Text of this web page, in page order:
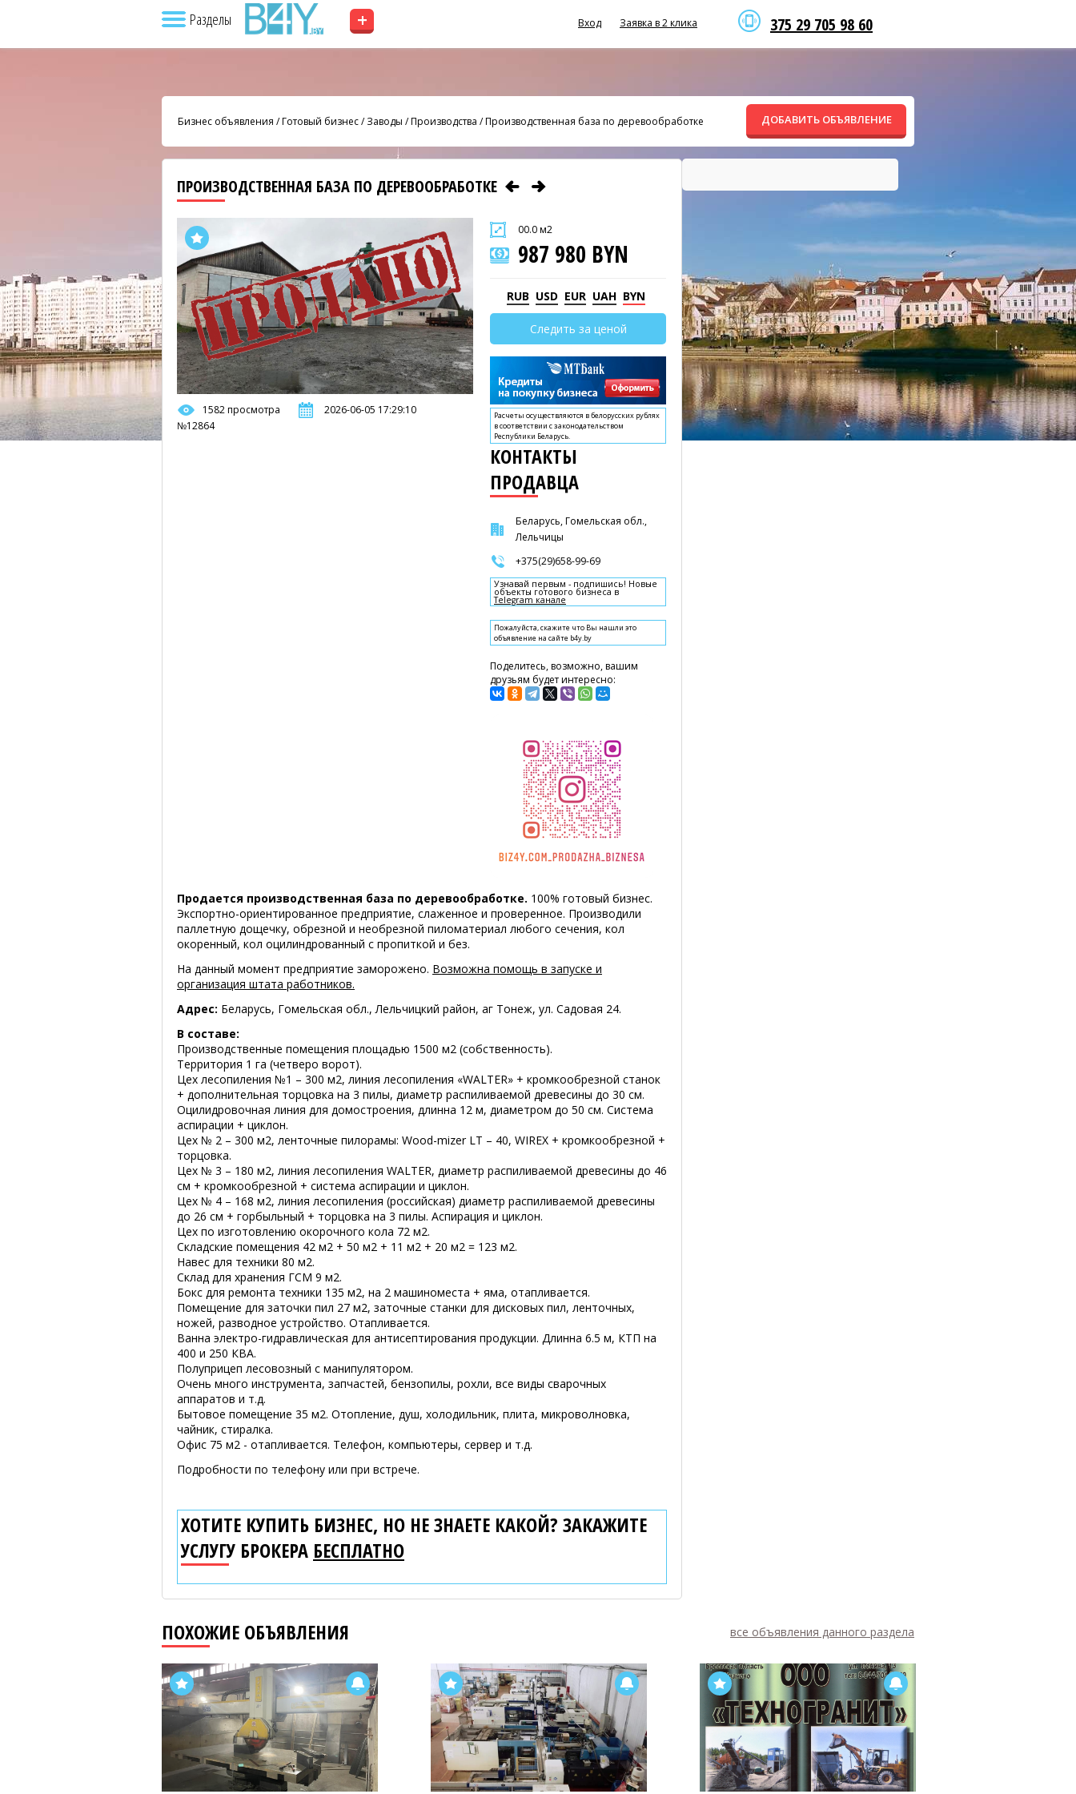
Разделы + 375 29 705 98 60
Вход Заявка в 2 клика
Бизнес объявления /Готовый бизнес/Заводы / Производства /Производственная база по деревообработке ДОБАВИТЬ ОБЪЯВЛЕНИЕ
ПРОИЗВОДСТВЕННАЯ БАЗА ПО ДЕРЕВООБРАБОТКЕ
1582 просмотра
2026-06-05 17:29:10
№12864
00.0 м2
987 980 BYN
RUB USD EUR UAH BYN
Следить за ценой
Расчеты осуществляются в белорусских рублях
в соответствии с законодательством
Республики Беларусь.
КОНТАКТЫ
ПРОДАВЦА
Беларусь, Гомельская обл.,
Лельчицы
+375(29)658-99-69
Узнавай первым - подпишись! Новые
объекты готового бизнеса в
Telegram канале
Пожалуйста, скажите что Вы нашли это
объявление на сайте b4y.by
Поделитесь, возможно, вашим
друзьям будет интересно:
Продается производственная база по деревообработке. 100% готовый бизнес.
Экспортно-ориентированное предприятие, слаженное и проверенное. Производили
паллетную дощечку, обрезной и необрезной пиломатериал любого сечения, кол
окоренный, кол оцилиндрованный с пропиткой и без.
На данный момент предприятие заморожено. Возможна помощь в запуске и
организация штата работников.
Адрес: Беларусь, Гомельская обл., Лельчицкий район, аг Тонеж, ул. Садовая 24.
В составе:
Производственные помещения площадью 1500 м2 (собственность).
Территория 1 га (четверо ворот).
Цех лесопиления №1 – 300 м2, линия лесопиления «WALTER» + кромкообрезной станок
+ дополнительная торцовка на 3 пилы, диаметр распиливаемой древесины до 30 см.
Оцилидровочная линия для домостроения, длинна 12 м, диаметром до 50 см. Система
аспирации + циклон.
Цех № 2 – 300 м2, ленточные пилорамы: Wood-mizer LT – 40, WIREX + кромкообрезной +
торцовка.
Цех № 3 – 180 м2, линия лесопиления WALTER, диаметр распиливаемой древесины до 46
см + кромкообрезной + система аспирации и циклон.
Цех № 4 – 168 м2, линия лесопиления (российская) диаметр распиливаемой древесины
до 26 см + горбыльный + торцовка на 3 пилы. Аспирация и циклон.
Цех по изготовлению окорочного кола 72 м2.
Складские помещения 42 м2 + 50 м2 + 11 м2 + 20 м2 = 123 м2.
Навес для техники 80 м2.
Склад для хранения ГСМ 9 м2.
Бокс для ремонта техники 135 м2, на 2 машиноместа + яма, отапливается.
Помещение для заточки пил 27 м2, заточные станки для дисковых пил, ленточных,
ножей, разводное устройство. Отапливается.
Ванна электро-гидравлическая для антисептирования продукции. Длинна 6.5 м, КТП на
400 и 250 КВА.
Полуприцеп лесовозный с манипулятором.
Очень много инструмента, запчастей, бензопилы, рохли, все виды сварочных
аппаратов и т.д.
Бытовое помещение 35 м2. Отопление, душ, холодильник, плита, микроволновка,
чайник, стиралка.
Офис 75 м2 - отапливается. Телефон, компьютеры, сервер и т.д.
Подробности по телефону или при встрече.
ХОТИТЕ КУПИТЬ БИЗНЕС, НО НЕ ЗНАЕТЕ КАКОЙ? ЗАКАЖИТЕ
УСЛУГУ БРОКЕРА БЕСПЛАТНО
ПОХОЖИЕ ОБЪЯВЛЕНИЯ все объявления данного раздела